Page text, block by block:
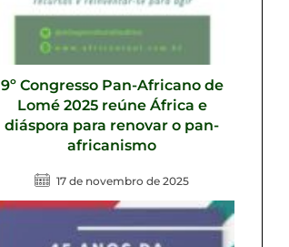
9º Congresso Pan-Africano de
Lomé 2025 reúne África e
diáspora para renovar o pan-
africanismo
17 de novembro de 2025